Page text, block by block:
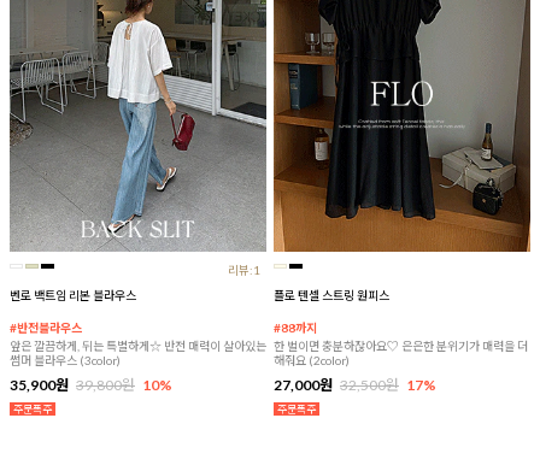
리뷰:1
벤로 백트임 리본 블라우스
#반전블라우스
앞은 깔끔하게, 뒤는 특별하게☆ 반전 매력이 살아있는
썸머 블라우스 (3color)
35,900원 39,800원 10%
플로 텐셀 스트링 원피스
#88까지
한 벌이면 충분하잖아요♡ 은은한 분위기가 매력을 더
해줘요 (2color)
27,000원 32,500원 17%